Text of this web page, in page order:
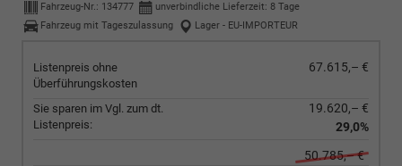
Fahrzeug-Nr.: 134777 unverbindliche Lieferzeit: 8 Tage
Fahrzeug mit Tageszulassung
Lager - EU-IMPORTEUR
Listenpreis ohne
Überführungskosten
67.615,– €
Sie sparen im Vgl. zum dt.
Listenpreis:
19.620,– €
29,0%
50.785,– €